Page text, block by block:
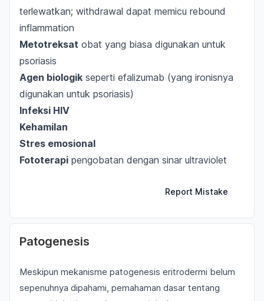
terlewatkan; withdrawal dapat memicu rebound
inflammation
Metotreksat obat yang biasa digunakan untuk
psoriasis
Agen biologik seperti efalizumab (yang ironisnya
digunakan untuk psoriasis)
Infeksi HIV
Kehamilan
Stres emosional
Fototerapi pengobatan dengan sinar ultraviolet
Report Mistake
Patogenesis
Meskipun mekanisme patogenesis eritrodermi belum
sepenuhnya dipahami, pemahaman dasar tentang